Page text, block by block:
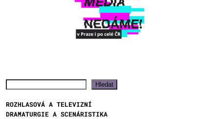
Hledat
ROZHLASOVÁ A TELEVIZNÍ
DRAMATURGIE A SCENÁRISTIKA